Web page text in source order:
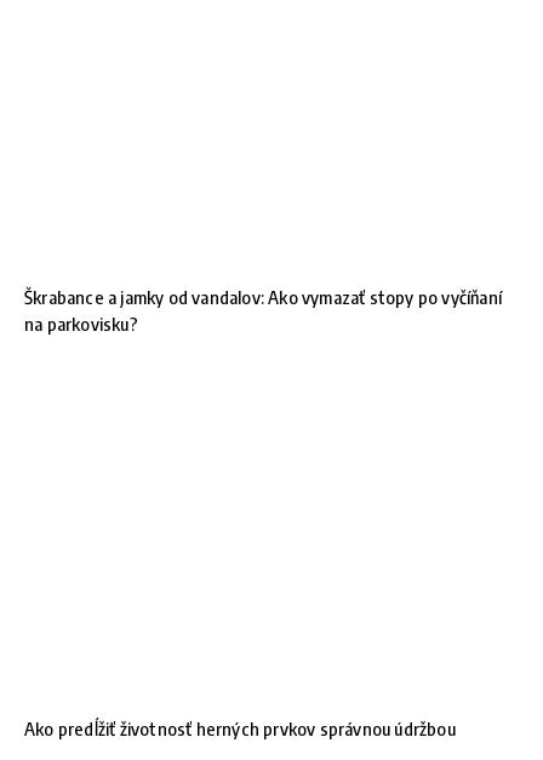
Škrabance a jamky od vandalov: Ako vymazať stopy po vyčíňaní
na parkovisku?
Ako predĺžiť životnosť herných prvkov správnou údržbou